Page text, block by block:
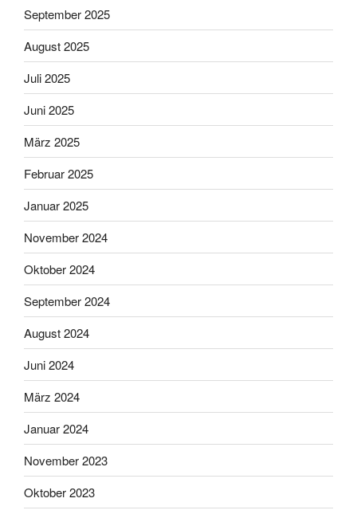
September 2025
August 2025
Juli 2025
Juni 2025
März 2025
Februar 2025
Januar 2025
November 2024
Oktober 2024
September 2024
August 2024
Juni 2024
März 2024
Januar 2024
November 2023
Oktober 2023